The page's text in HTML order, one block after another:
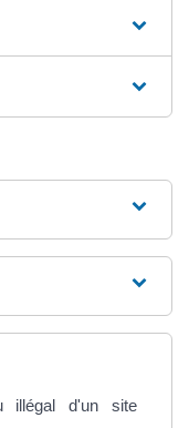
illégal d'un site